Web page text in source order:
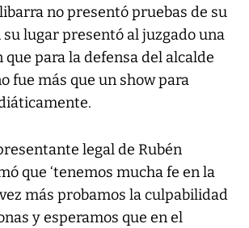
no presentó pruebas de su
lugar presentó al juzgado una
para la defensa del alcalde
fue más que un show para
legal de Rubén
que ‘tenemos mucha fe en la
más probamos la culpabilidad
y esperamos que en el